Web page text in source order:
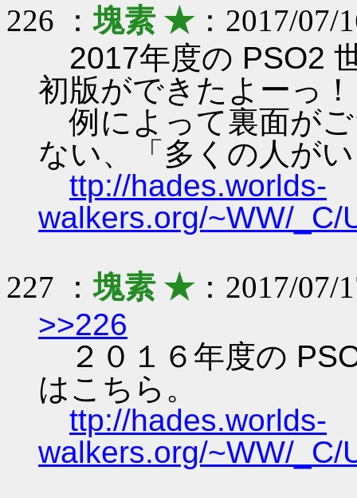
226 ：塊素 ★：2017/07/
2017年度の PSO2
初版ができたよーっ！
例によって裏面が
ない、「多くの人が
ttp://hades.worlds-
walkers.org/~WW/_C/
227 ：塊素 ★：2017/07/
>>226
２０１６年度の
はこちら。
ttp://hades.worlds-
walkers.org/~WW/_C/